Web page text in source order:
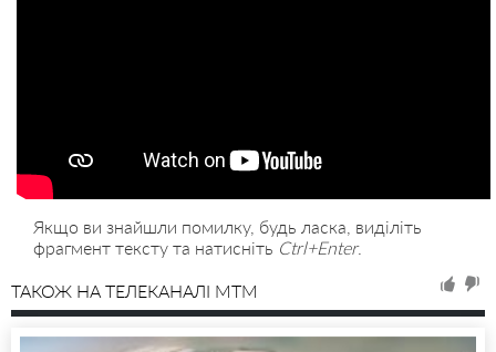
Якщо ви знайшли помилку, будь ласка, виділіть
фрагмент тексту та натисніть Ctrl+Enter.
ТАКОЖ НА ТЕЛЕКАНАЛІ MTM